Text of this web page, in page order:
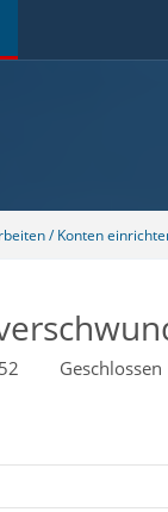
/ Konten
Geschlossen